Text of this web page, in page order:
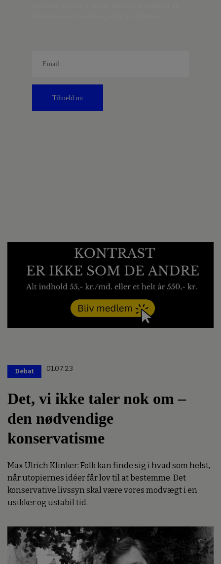
Tilmeld nu
Debat 01.07.23
Det, vi ikke taler nok om –
den nødvendige
konservatisme
Max Ulrich Klinker: Folk kan finde sig i hvad som helst,
når utopiernes idéer får lov til at bestemme. Det
konservative livssyn skal være vores modvægt i en
usikker og ustabil tid.